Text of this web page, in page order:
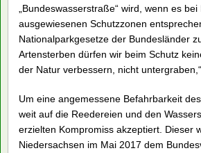
„Bundeswasserstraße“ wird, wenn es
ausgewiesenen Schutzzonen
Nationalparkgesetze der Bundesländer
Artensterben dürfen wir beim Schutz
der Natur verbessern, nicht
Um eine angemessene Befahrbarkeit
weit auf die Reedereien und den
erzielten Kompromiss akzeptiert. Dieser
Niedersachsen im Mai 2017 dem